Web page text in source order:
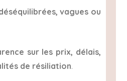
vagues ou
sur les prix, délais,
de résiliation.